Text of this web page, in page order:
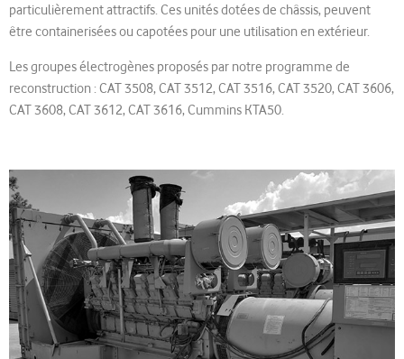
particulièrement attractifs. Ces unités dotées de châssis, peuvent
être containerisées ou capotées pour une utilisation en extérieur.
Les groupes électrogènes proposés par notre programme de
reconstruction : CAT 3508, CAT 3512, CAT 3516, CAT 3520, CAT 3606,
CAT 3608, CAT 3612, CAT 3616, Cummins KTA50.